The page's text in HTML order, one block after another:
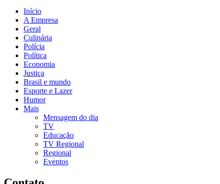
Início
A Empresa
Geral
Culinária
Polícia
Política
Economia
Justiça
Brasil e mundo
Esporte e Lazer
Humor
Mais
Mensagem do dia
TV
Educação
TV Regional
Regional
Eventos